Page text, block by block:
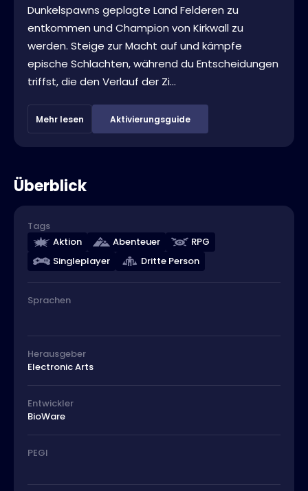
Dunkelspawns geplagte Land Felderen zu
entkommen und Champion von Kirkwall zu
werden. Steige zur Macht auf und kämpfe
epische Schlachten, während du Entscheidungen
triffst, die den Verlauf der Zi...
Mehr lesen Aktivierungsguide
Überblick
Tags
Aktion
Abenteuer
RPG
Singleplayer
Dritte Person
Sprachen
Herausgeber
Electronic Arts
Entwickler
BioWare
PEGI